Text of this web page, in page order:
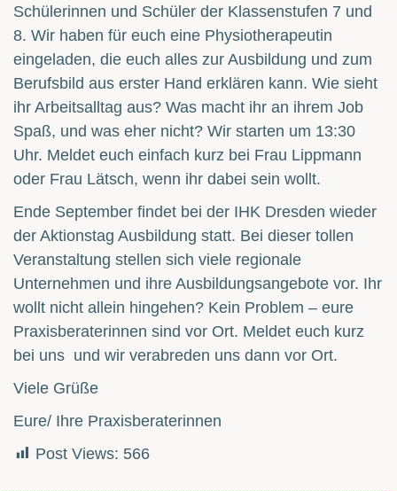
Schülerinnen und Schüler der Klassenstufen 7 und
8. Wir haben für euch eine Physiotherapeutin
eingeladen, die euch alles zur Ausbildung und zum
Berufsbild aus erster Hand erklären kann. Wie sieht
ihr Arbeitsalltag aus? Was macht ihr an ihrem Job
Spaß, und was eher nicht? Wir starten um 13:30
Uhr. Meldet euch einfach kurz bei Frau Lippmann
oder Frau Lätsch, wenn ihr dabei sein wollt.
Ende September findet bei der IHK Dresden wieder
der Aktionstag Ausbildung statt. Bei dieser tollen
Veranstaltung stellen sich viele regionale
Unternehmen und ihre Ausbildungsangebote vor. Ihr
wollt nicht allein hingehen? Kein Problem – eure
Praxisberaterinnen sind vor Ort. Meldet euch kurz
bei uns und wir verabreden uns dann vor Ort.
Viele Grüße
Eure/ Ihre Praxisberaterinnen
Post Views: 566